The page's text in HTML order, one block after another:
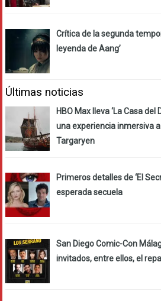
Crítica de la segunda
leyenda de Aang’
Últimas noticias
HBO Max lleva ‘La Casa del
una experiencia inmersiva
Targaryen
Primeros detalles de ‘El
esperada secuela
San Diego Comic-Con
invitados, entre ellos, el